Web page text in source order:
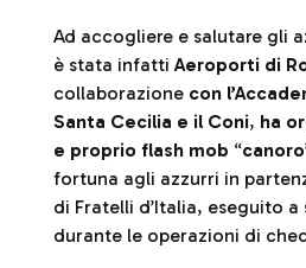
Ad accogliere e salutare gli
è stata infatti Aeroporti di
collaborazione con
Santa Cecilia e il Coni, ha
e proprio flash mob “canoro
fortuna agli azzurri in
di Fratelli d’Italia, eseguito
durante le operazioni di